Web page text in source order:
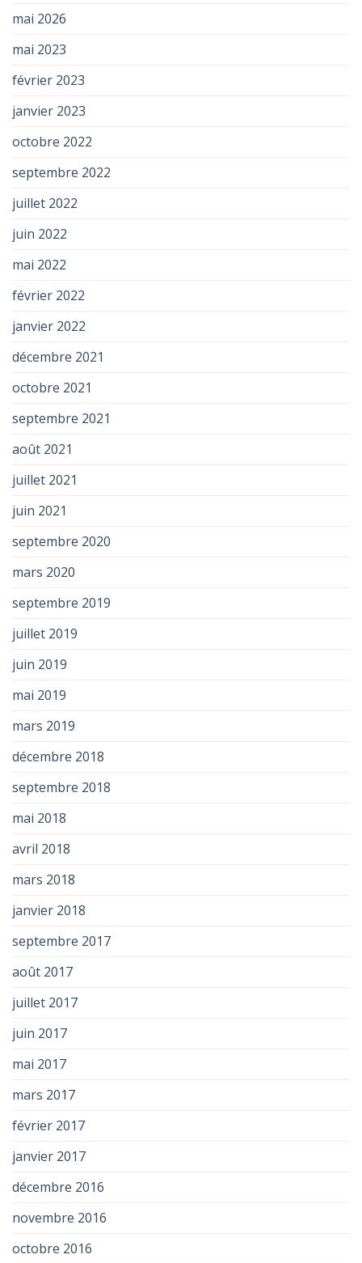
mai 2026
mai 2023
février 2023
janvier 2023
octobre 2022
septembre 2022
juillet 2022
juin 2022
mai 2022
février 2022
janvier 2022
décembre 2021
octobre 2021
septembre 2021
août 2021
juillet 2021
juin 2021
septembre 2020
mars 2020
septembre 2019
juillet 2019
juin 2019
mai 2019
mars 2019
décembre 2018
septembre 2018
mai 2018
avril 2018
mars 2018
janvier 2018
septembre 2017
août 2017
juillet 2017
juin 2017
mai 2017
mars 2017
février 2017
janvier 2017
décembre 2016
novembre 2016
octobre 2016